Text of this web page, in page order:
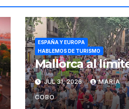
ESPAÑA Y EUROPA
HABLEMOS DE TURISMO
Mallorca al
JUL 31, 2026 MARÍA
COBO